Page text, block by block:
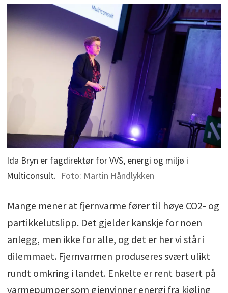
Ida Bryn er fagdirektør for VVS, energi og miljø i
Multiconsult. Foto: Martin Håndlykken
Mange mener at fjernvarme fører til høye CO2- og
partikkelutslipp. Det gjelder kanskje for noen
anlegg, men ikke for alle, og det er her vi står i
dilemmaet. Fjernvarmen produseres svært ulikt
rundt omkring i landet. Enkelte er rent basert på
varmepumper som gjenvinner energi fra kjøling